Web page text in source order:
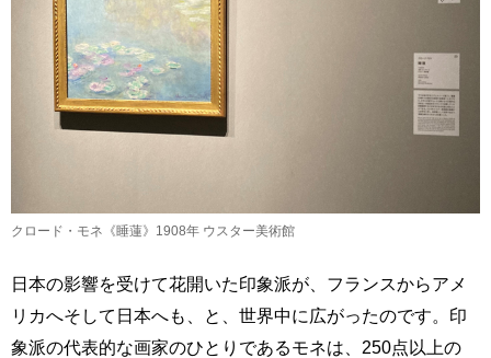
クロード・モネ《睡蓮》1908年 ウスター美術館
日本の影響を受けて花開いた印象派が、フランスからアメ
リカへそして日本へも、と、世界中に広がったのです。印
象派の代表的な画家のひとりであるモネは、250点以上の